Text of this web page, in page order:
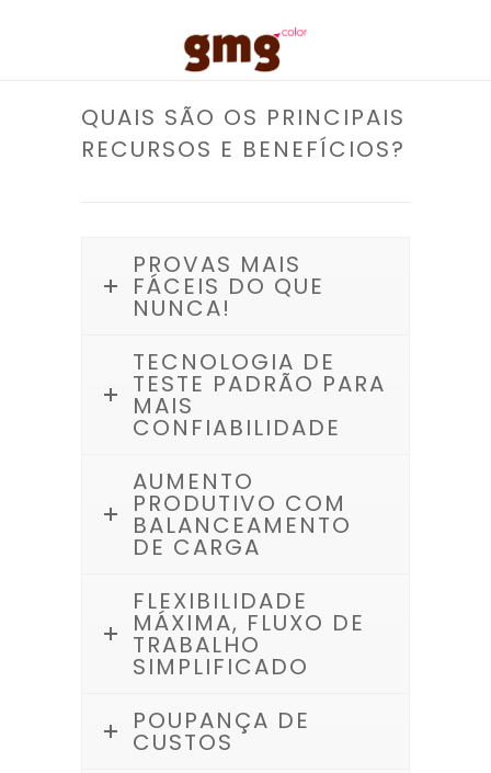
QUAIS SÃO OS PRINCIPAIS
RECURSOS E BENEFÍCIOS?
PROVAS MAIS
FÁCEIS DO QUE
NUNCA!
TECNOLOGIA DE
TESTE PADRÃO PARA
MAIS
CONFIABILIDADE
AUMENTO
PRODUTIVO COM
BALANCEAMENTO
DE CARGA
FLEXIBILIDADE
MÁXIMA, FLUXO DE
TRABALHO
SIMPLIFICADO
POUPANÇA DE
CUSTOS